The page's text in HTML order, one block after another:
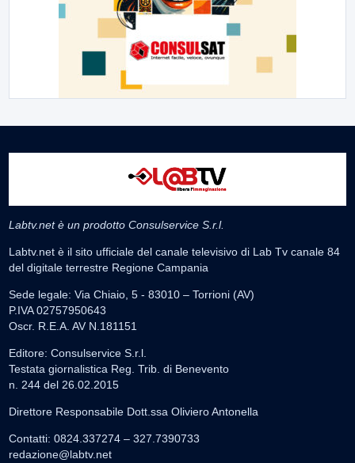
Labtv.net è un prodotto Consulservice S.r.l.
Labtv.net è il sito ufficiale del canale televisivo di Lab Tv canale 84
del digitale terrestre Regione Campania
Sede legale: Via Chiaio, 5 - 83010 – Torrioni (AV)
P.IVA 02757950643
Oscr. R.E.A. AV N.181151
Editore: Consulservice S.r.l.
Testata giornalistica Reg. Trib. di Benevento
n. 244 del 26.02.2015
Direttore Responsabile Dott.ssa Oliviero Antonella
Contatti: 0824.337274 – 327.7390733
redazione@labtv.net